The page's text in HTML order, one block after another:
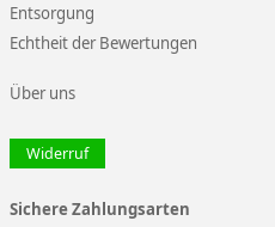
Entsorgung
Echtheit der Bewertungen
Über uns
Widerruf
Sichere Zahlungsarten